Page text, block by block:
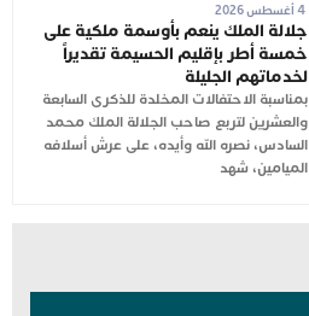
4 أغسطس 2026
جلالة الملك ينعم بأوسمة ملكية على
خمسة أطر بإقليم الحسيمة تقديراً
لخدماتهم الجليلة
بمناسبة الاحتفالات المخلدة للذكرى السابعة
والعشرين لتربع صاحب الجلالة الملك محمد
السادس، نصره الله وأيده، على عرش أسلافه
الميامين، شهد